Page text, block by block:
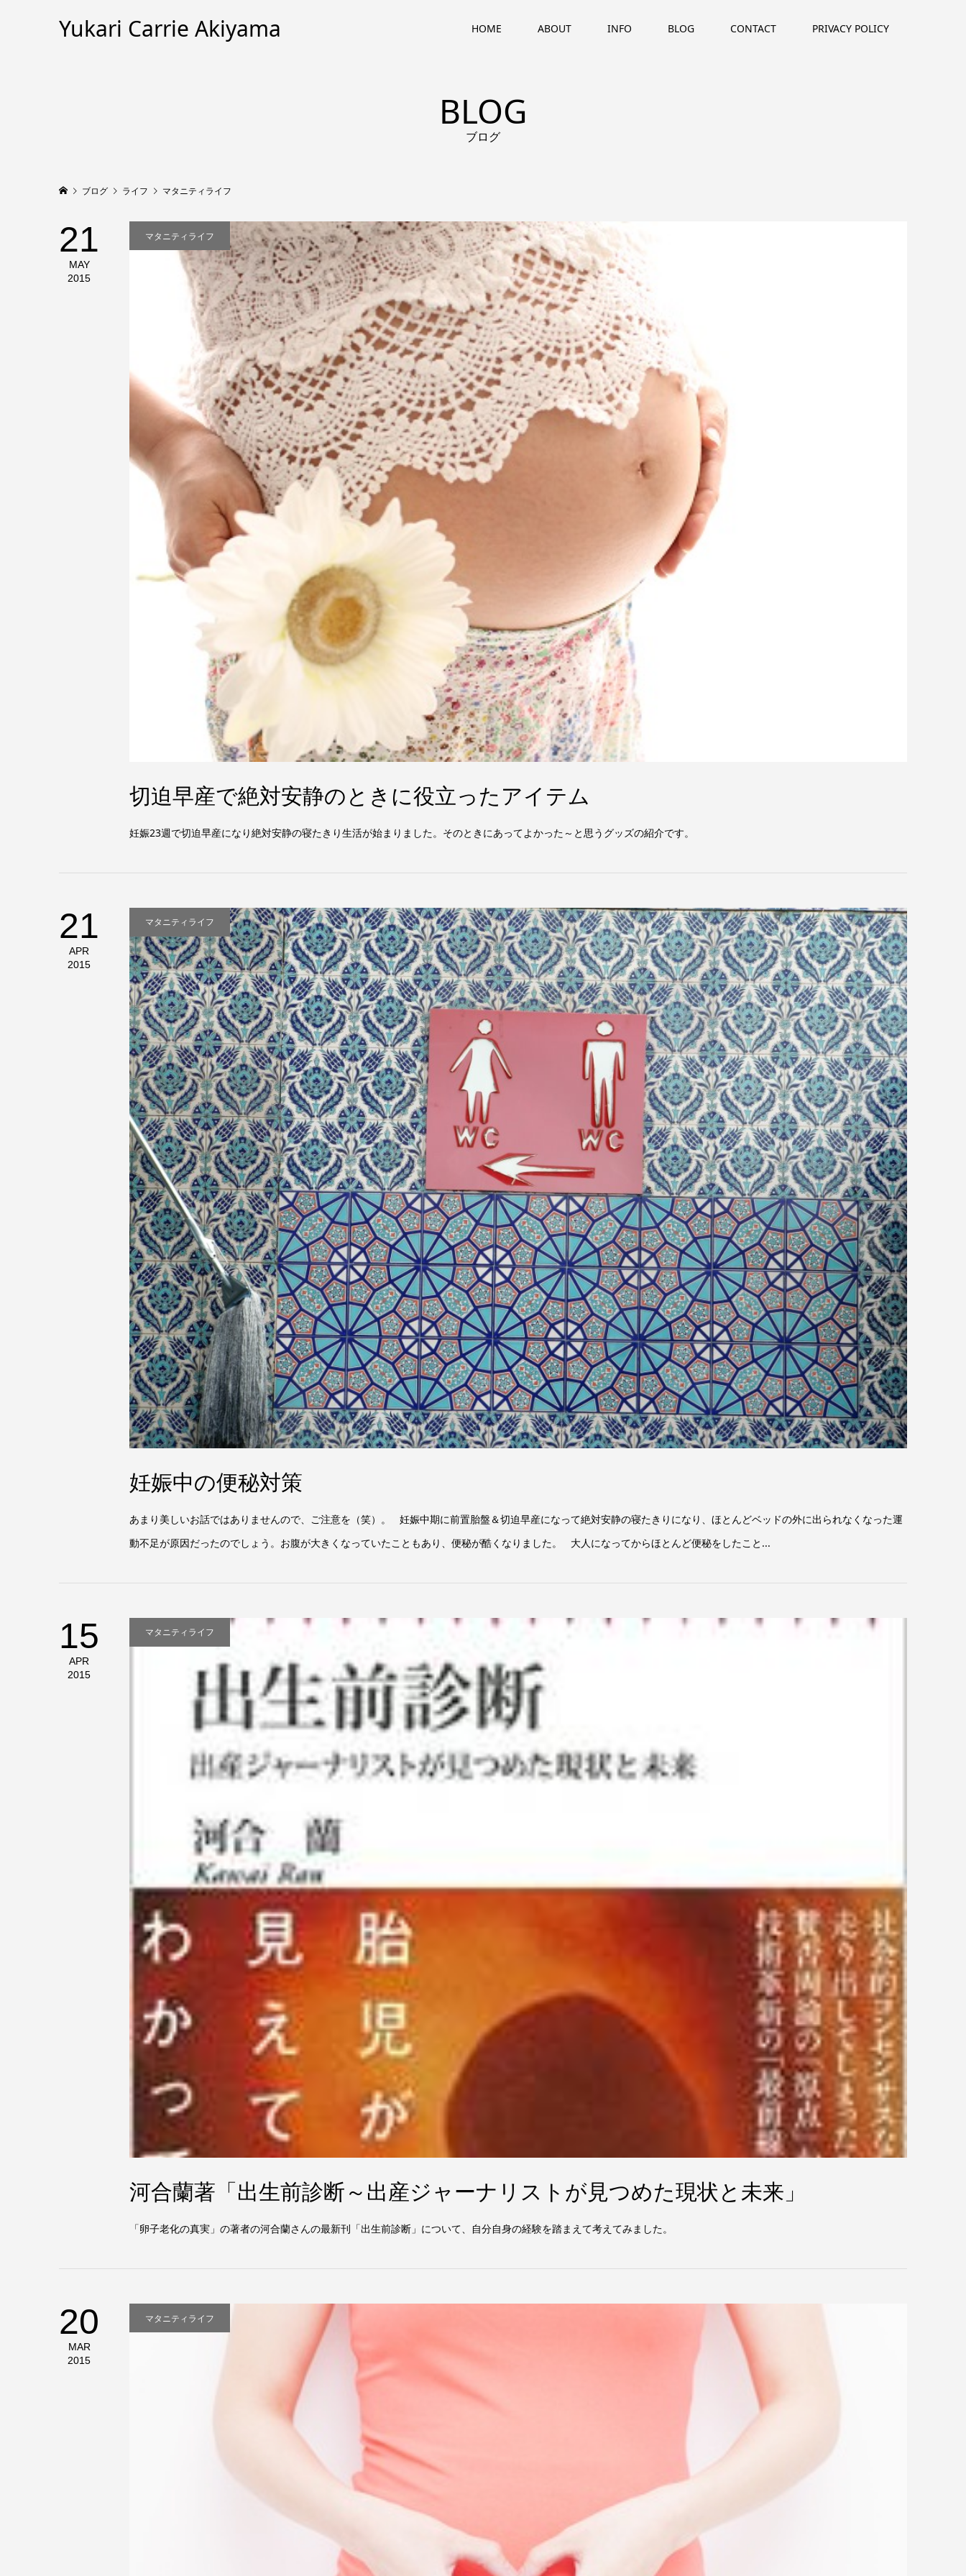
Yukari Carrie Akiyama HOME ABOUT INFO BLOG CONTACT PRIVACY POLICY
BLOG
ブログ
ブログ ライフ マタニティライフ
21
MAY
2015
マタニティライフ
切迫早産で絶対安静のときに役立ったアイテム
妊娠23週で切迫早産になり絶対安静の寝たきり生活が始まりました。そのときにあってよかった～と思うグッズの紹介です。
21
APR
2015
マタニティライフ
妊娠中の便秘対策
あまり美しいお話ではありませんので、ご注意を（笑）。 妊娠中期に前置胎盤＆切迫早産になって絶対安静の寝たきりになり、ほとんどベッドの外に出られなくなった運
動不足が原因だったのでしょう。お腹が大きくなっていたこともあり、便秘が酷くなりました。 大人になってからほとんど便秘をしたこと...
15
APR
2015
マタニティライフ
河合蘭著「出生前診断～出産ジャーナリストが見つめた現状と未来」
「卵子老化の真実」の著者の河合蘭さんの最新刊「出生前診断」について、自分自身の経験を踏まえて考えてみました。
20
MAR
2015
マタニティライフ